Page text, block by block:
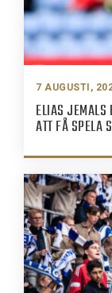
7 AUGUSTI,
ELIAS JEMALS
ATT FÅ SPELA